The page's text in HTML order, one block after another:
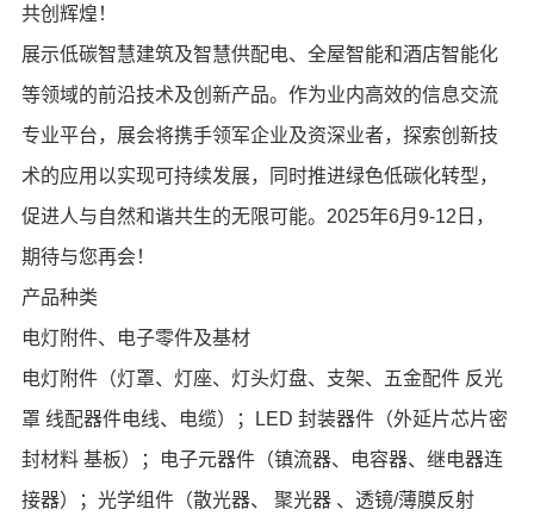
共创辉煌！
展示低碳智慧建筑及智慧供配电、全屋智能和酒店智能化
等领域的前沿技术及创新产品。作为业内高效的信息交流
专业平台，展会将携手领军企业及资深业者，探索创新技
术的应用以实现可持续发展，同时推进绿色低碳化转型，
促进人与自然和谐共生的无限可能。2025年6月9-12日，
期待与您再会！
产品种类
电灯附件、电子零件及基材
电灯附件（灯罩、灯座、灯头灯盘、支架、五金配件 反光
罩 线配器件电线、电缆）；LED 封装器件（外延片芯片密
封材料 基板）；电子元器件（镇流器、电容器、继电器连
接器）；光学组件（散光器、 聚光器 、透镜/薄膜反射